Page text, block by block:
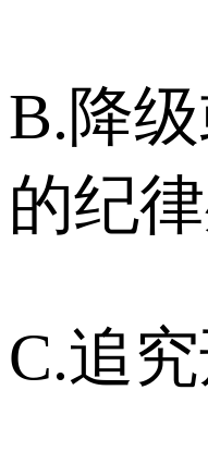
B.降
的纪
C.追